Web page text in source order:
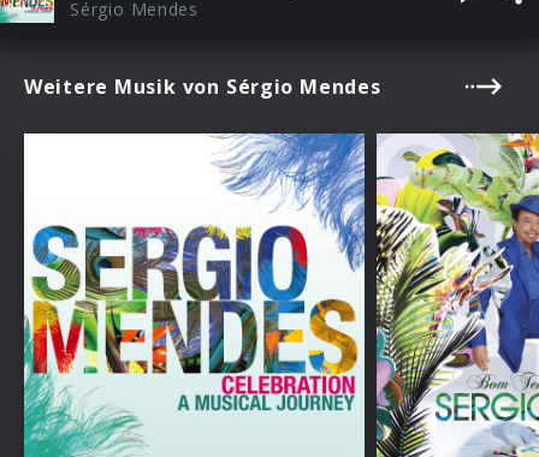
Sérgio Mendes
Weitere Musik von Sérgio Mendes